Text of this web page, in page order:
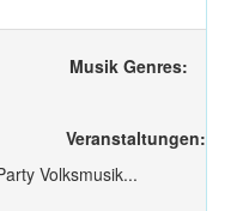
Musik Genres:
Veranstaltungen:
Volksmusik...